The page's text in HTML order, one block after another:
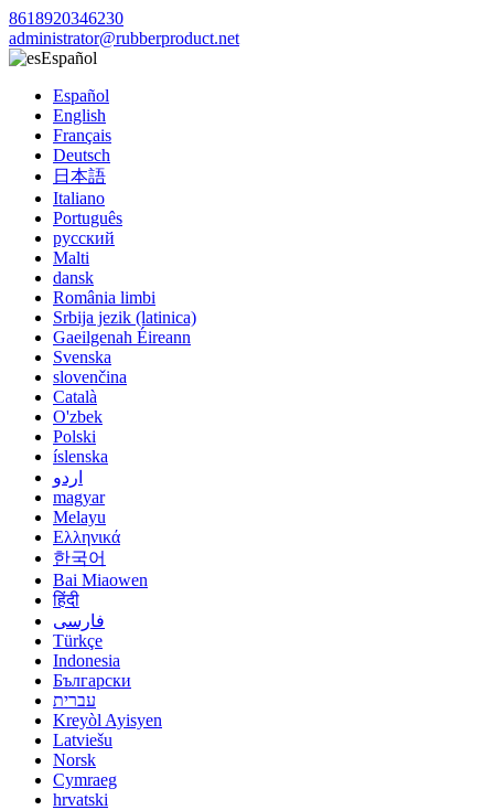
8618920346230
administrator@rubberproduct.net
Español
Español
English
Français
Deutsch
日本語
Italiano
Português
русский
Malti
dansk
România limbi
Srbija jezik (latinica)
Gaeilgenah Éireann
Svenska
slovenčina
Català
O'zbek
Polski
íslenska
اردو
magyar
Melayu
Ελληνικά
한국어
Bai Miaowen
हिंदी
فارسی
Türkçe
Indonesia
Български
עברית
Kreyòl Ayisyen
Latviešu
Norsk
Cymraeg
hrvatski